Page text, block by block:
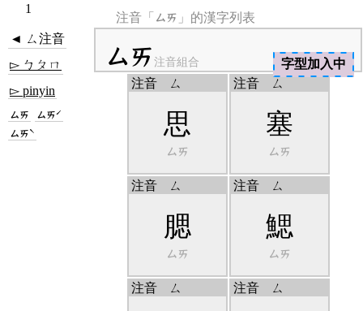
注音「 ㄙㄞ 」的漢字列表
◄ ㄙ注音
▻ ㄅㄆㄇ
▻ pinyin
ㄙㄞ
ㄙㄞˊ
ㄙㄞˋ
ㄙㄞ注音組合
注音 ㄙ
思
ㄙㄞ
注音 ㄙ
塞
ㄙㄞ
注音 ㄙ
腮
ㄙㄞ
注音 ㄙ
鰓
ㄙㄞ
注音 ㄙ 注音 ㄙ
1
字型加入中